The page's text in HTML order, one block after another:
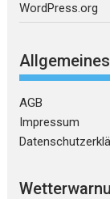
WordPress.org
Allgemeines
AGB
Impressum